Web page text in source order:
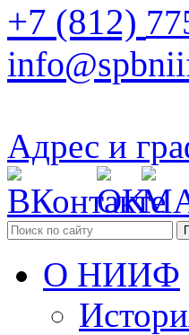
+7 (812)
Адрес и
О НИИФ